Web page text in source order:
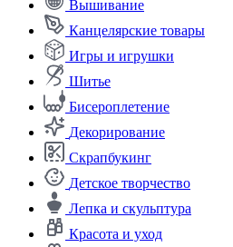
Вышивание
Канцелярские товары
Игры и игрушки
Шитье
Бисероплетение
Декорирование
Скрапбукинг
Детское творчество
Лепка и скульптура
Красота и уход